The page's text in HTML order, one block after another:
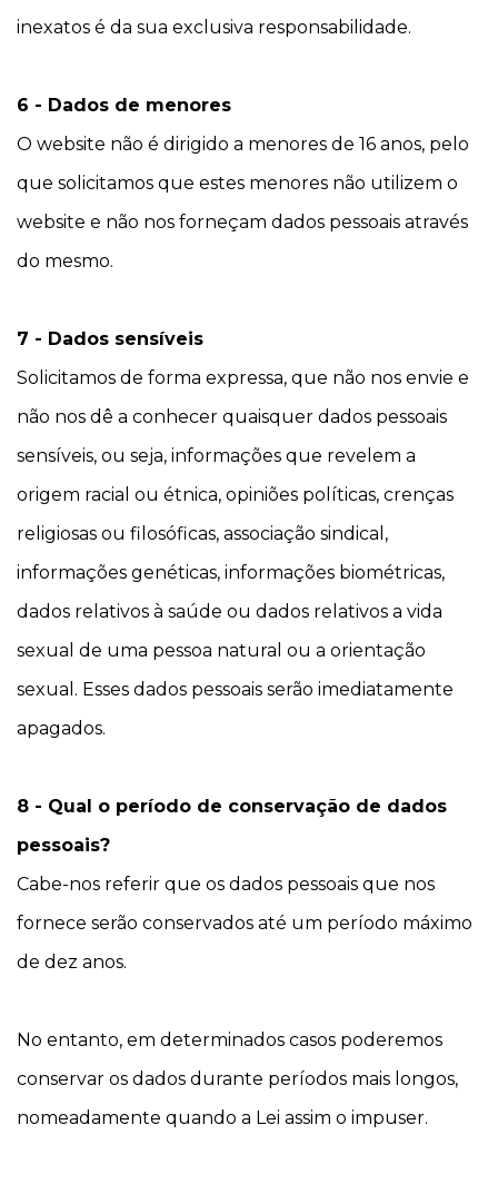
inexatos é da sua exclusiva responsabilidade.
6 - Dados de menores
O website não é dirigido a menores de 16 anos, pelo
que solicitamos que estes menores não utilizem o
website e não nos forneçam dados pessoais através
do mesmo.
7 - Dados sensíveis
Solicitamos de forma expressa, que não nos envie e
não nos dê a conhecer quaisquer dados pessoais
sensíveis, ou seja, informações que revelem a
origem racial ou étnica, opiniões políticas, crenças
religiosas ou filosóficas, associação sindical,
informações genéticas, informações biométricas,
dados relativos à saúde ou dados relativos a vida
sexual de uma pessoa natural ou a orientação
sexual. Esses dados pessoais serão imediatamente
apagados.
8 - Qual o período de conservação de dados
pessoais?
Cabe-nos referir que os dados pessoais que nos
fornece serão conservados até um período máximo
de dez anos.
No entanto, em determinados casos poderemos
conservar os dados durante períodos mais longos,
nomeadamente quando a Lei assim o impuser.